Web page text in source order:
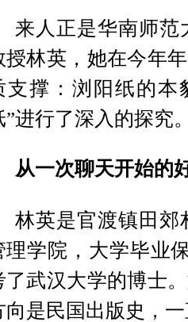
来人正是华南师
授林英，她在今年
支撑：浏阳纸的
”进行了深入的探究
从一次聊天开始的
林英是官渡镇田郊
理学院，大学毕业
了武汉大学的博士
向是民国出版史，